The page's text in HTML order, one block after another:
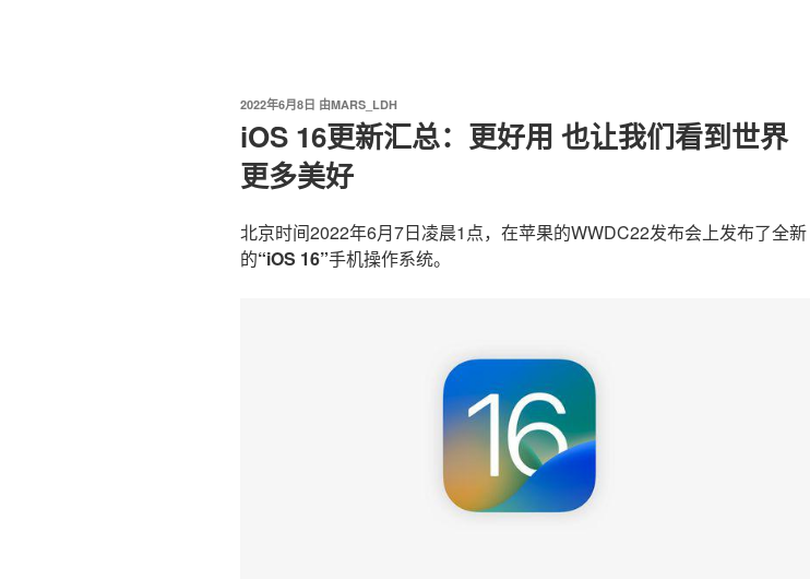
发
于
2022年6月8日 由MARS_LDH
iOS 16更新汇总：更好用 也让我们看到世界
更多美好
北京时间2022年6月7日凌晨1点，在苹果的WWDC22发布会上发布了全新
的“iOS 16”手机操作系统。